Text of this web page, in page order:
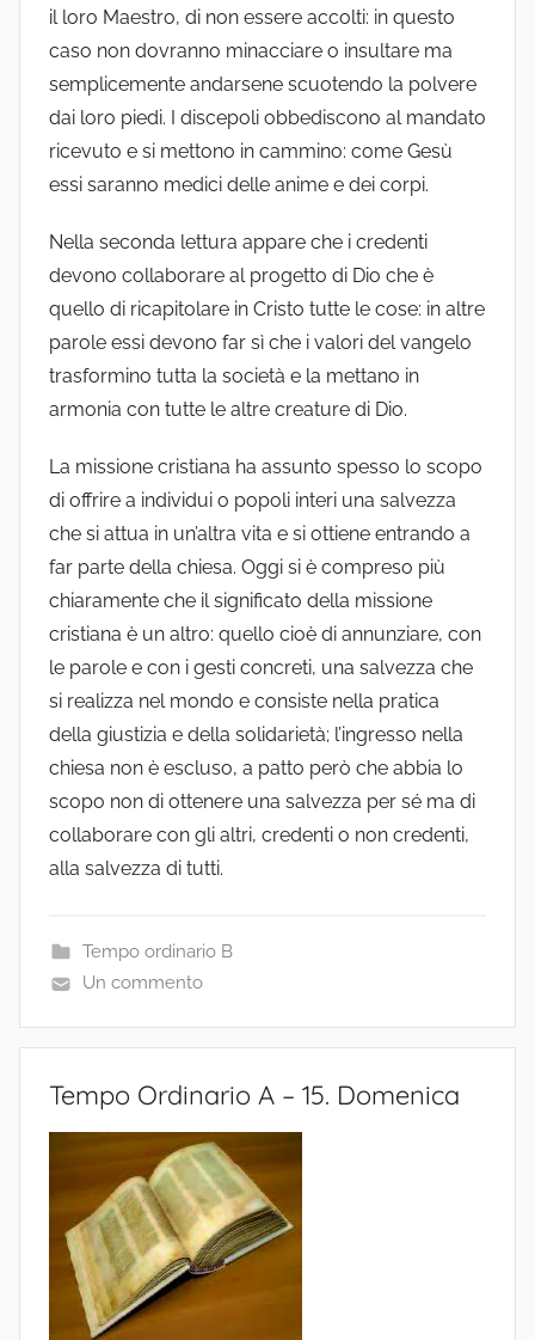
il loro Maestro, di non essere accolti: in questo
caso non dovranno minacciare o insultare ma
semplicemente andarsene scuotendo la polvere
dai loro piedi. I discepoli obbediscono al mandato
ricevuto e si mettono in cammino: come Gesù
essi saranno medici delle anime e dei corpi.
Nella seconda lettura appare che i credenti
devono collaborare al progetto di Dio che è
quello di ricapitolare in Cristo tutte le cose: in altre
parole essi devono far sì che i valori del vangelo
trasformino tutta la società e la mettano in
armonia con tutte le altre creature di Dio.
La missione cristiana ha assunto spesso lo scopo
di offrire a individui o popoli interi una salvezza
che si attua in un’altra vita e si ottiene entrando a
far parte della chiesa. Oggi si è compreso più
chiaramente che il significato della missione
cristiana è un altro: quello cioè di annunziare, con
le parole e con i gesti concreti, una salvezza che
si realizza nel mondo e consiste nella pratica
della giustizia e della solidarietà; l’ingresso nella
chiesa non è escluso, a patto però che abbia lo
scopo non di ottenere una salvezza per sé ma di
collaborare con gli altri, credenti o non credenti,
alla salvezza di tutti.
Tempo ordinario B
Un commento
Tempo Ordinario A – 15. Domenica